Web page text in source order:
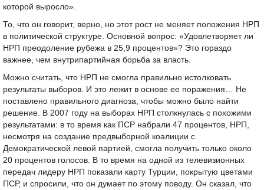
которой выросло».
То, что он говорит, верно, но этот рост не меняет положения НРП
в политической структуре. Основной вопрос: «Удовлетворяет ли
НРП преодоление рубежа в 25,9 процентов»? Это гораздо
важнее, чем внутрипартийная борьба за власть.
Можно считать, что НРП не смогла правильно истолковать
результаты выборов. И это лежит в основе ее поражения… Не
поставлено правильного диагноза, чтобы можно было найти
решение. В 2007 году на выборах НРП столкнулась с похожими
результатами: в то время как ПСР набрали 47 процентов, НРП,
несмотря на создание предвыборной коалиции с
Демократической левой партией, смогла получить только около
20 процентов голосов. В то время на одной из телевизионных
передач лидеру НРП показали карту Турции, покрытую цветами
ПСР, и спросили, что он думает по этому поводу. Он сказал, что